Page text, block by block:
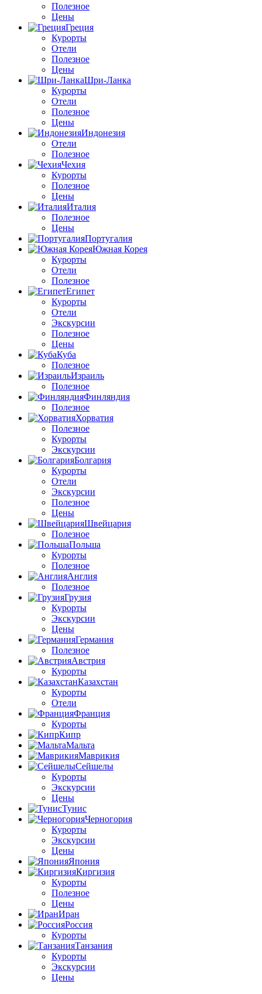
Полезное
Цены
Греция
Курорты
Отели
Полезное
Цены
Шри-Ланка
Курорты
Отели
Полезное
Цены
Индонезия
Отели
Полезное
Чехия
Курорты
Полезное
Цены
Италия
Полезное
Цены
Португалия
Южная Корея
Курорты
Отели
Полезное
Египет
Курорты
Отели
Экскурсии
Полезное
Цены
Куба
Полезное
Израиль
Полезное
Финляндия
Полезное
Хорватия
Полезное
Курорты
Экскурсии
Болгария
Курорты
Отели
Экскурсии
Полезное
Цены
Швейцария
Полезное
Польша
Курорты
Полезное
Англия
Полезное
Грузия
Курорты
Экскурсии
Цены
Германия
Полезное
Австрия
Курорты
Казахстан
Курорты
Отели
Франция
Курорты
Кипр
Мальта
Маврикия
Сейшелы
Курорты
Экскурсии
Цены
Тунис
Черногория
Курорты
Экскурсии
Цены
Япония
Киргизия
Курорты
Полезное
Цены
Иран
Россия
Курорты
Танзания
Курорты
Экскурсии
Цены